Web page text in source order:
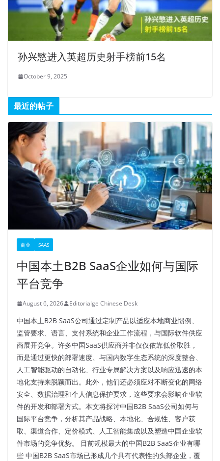
孙兴慜进入英超历史射手榜前15名
October 9, 2025
最近的帖子
商业 SAAS
中国本土B2B SaaS企业如何与国际
平台竞争
August 6, 2026 Editorialge Chinese Desk
中国本土B2B SaaS公司通过定制产品以适应本地商业惯例、
监管要求、语言、支付系统和企业工作流程，与国际软件供应
商展开竞争。许多中国SaaS供应商并非仅仅依靠低价取胜，
而是通过更快的部署速度、与国内数字生态系统的深度整合、
人工智能驱动的自动化、行业专属解决方案以及响应迅速的本
地化支持来脱颖而出。此外，他们还必须应对不断变化的网络
安全、数据治理和个人信息保护要求，这些要求会影响企业软
件的开发和部署方式。本文将探讨中国B2B SaaS公司如何与
国际平台竞争，分析其产品战略、本地化、合规性、客户获
取、渠道合作、定价模式、人工智能集成以及塑造中国企业软
件市场的竞争优势。 目前规模最大的中国B2B SaaS企业有哪
些 中国B2B SaaS市场已形成几个具有代表性的头部企业，覆